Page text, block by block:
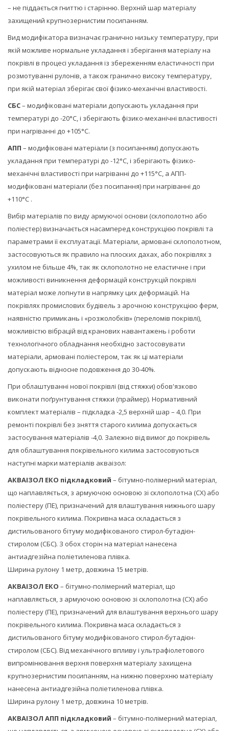
– не піддається гниттю і старінню. Верхній шар матеріалу
захищений крупнозернистим посипанням.
Вид модифікатора визначає гранично низьку температуру, при
якій можливе нормальне укладання і зберігання матеріалу на
покрівлі в процесі укладання із збереженням еластичності при
розмотуванні рулонів, а також гранично високу температуру,
при якій матеріал зберігає свої фізико-механічні властивості.
СБС– модифіковані матеріали допускають укладання при
температурі до -20°С, і зберігають фізико-механічні властивості
при нагріванні до +105°С.
АПП – модифіковані матеріали (з посипанням) допускають
укладання при температурі до -12°С, і зберігають фізико-
механічні властивості при нагріванні до +115°С, а АПП-
модифіковані матеріали (без посипання) при нагріванні до
+110°С .
Вибір матеріалів по виду армуючої основи (склополотно або
поліестер) визначається насамперед конструкцією покрівлі та
параметрами її експлуатації. Матеріали, армовані склополотном,
застосовуються як правило на плоских дахах, або покрівлях з
ухилом не більше 4%, так як склополотно не еластичне і при
можливості виникнення деформацій конструкцій покрівлі
матеріал може лопнути в напрямку цих деформацій. На
покрівлях промислових будівель з арочною конструкцією ферм,
наявністю примикань і «розжолобків» (переломів покрівлі),
можливістю вібрацій від кранових навантажень і роботи
технологічного обладнання необхідно застосовувати
матеріали, армовані поліестером, так як ці матеріали
допускають відносне подовження до 30-40%.
При облаштуванні нової покрівлі (від стяжки) обов'язково
виконати поґрунтування стяжки (праймер). Нормативний
комплект матеріалів – підкладка -2,5 верхній шар – 4,0. При
ремонті покрівлі без зняття старого килима допускається
застосування матеріалів -4,0. Залежно від вимог до покрівель
для облаштування покрівельного килима застосовуються
наступні марки матеріалів акваізол:
АКВАІЗОЛ ЕКО підкладковий – бітумно-полімерний матеріал,
що наплавляється, з армуючою основою зі склополотна (СХ) або
поліестеру (ПЕ), призначений для влаштування нижнього шару
покрівельного килима. Покривна маса складається з
дистильованого бітуму модифікованого стирол-бутадієн-
стиролом (СБС). З обох сторін на матеріал нанесена
антиадгезійна поліетиленова плівка.
Ширина рулону 1 метр, довжина 15 метрів.
АКВАІЗОЛ ЕКО – бітумно-полімерний матеріал, що
наплавляється, з армуючою основою зі склополотна (СХ) або
поліестеру (ПЕ), призначений для влаштування верхнього шару
покрівельного килима. Покривна маса складається з
дистильованого бітуму модифікованого стирол-бутадієн-
стиролом (СБС). Від механічного впливу і ультрафіолетового
випромінювання верхня поверхня матеріалу захищена
крупнозернистим посипанням, на нижню поверхню матеріалу
нанесена антиадгезійна поліетиленова плівка.
Ширина рулону 1 метр, довжина 10 метрів.
АКВАІЗОЛ АПП підкладковий – бітумно-полімерний матеріал,